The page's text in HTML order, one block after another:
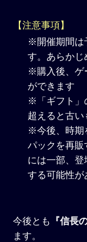
【注意事項】
※開催期間は
す。あらかじ
※購入後、ゲ
ができます
※「ギフト」
超えると古
※今後、時期
パックを再
には一部、
する可能性が
今後とも 『信長
ます。